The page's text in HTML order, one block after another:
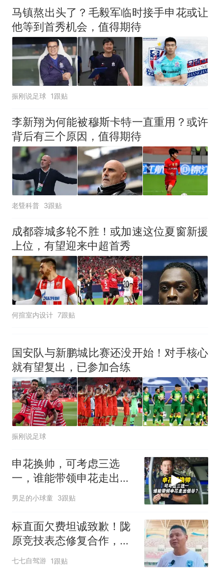
回大海 目击者直呼震惊 （视频
来源：参考消息）
笔试第一被第二名传话劝弃考
官方通报
热
那个在床头放菜刀的女孩，
因老师一句“跟我回家”改写了
人生
马镇熬出头了？毛毅军临时接手申花或让
他等到首秀机会，值得期待
振刚说足球 1跟贴
李新翔为何能被穆斯卡特一直重用？或许
背后有三个原因，值得期待
老曁科普 3跟贴
成都蓉城多轮不胜！或加速这位夏窗新援
上位，有望迎来中超首秀
何揎室内设计 7跟贴
国安队与新鹏城比赛还没开始！对手核心
就有望复出，已参加合练
振刚说足球
申花换帅，可考虑三选
一，谁能带领申花走出低
谷？
男足的小球童 3跟贴
标直面欠费坦诚致歉！陇
原竞技表态修复合作，足
协杯硬仗仍存变数
七七自驾游 1跟贴